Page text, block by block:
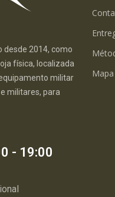
desde 2014, como
física, localizada
militar
militares, para
- 19:00